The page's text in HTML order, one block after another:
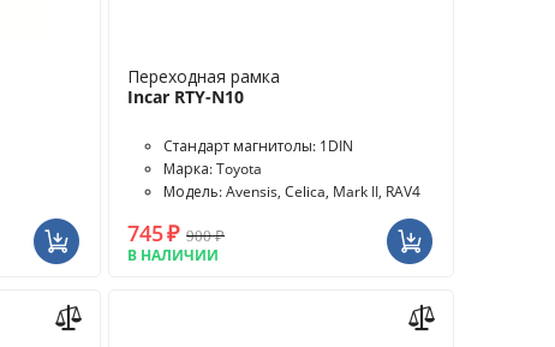
Переходная рамка
Incar RTY-N10
Стандарт магнитолы: 1DIN
Марка: Toyota
Модель: Avensis, Celica, Mark II, RAV4
745₽ 900₽
В НАЛИЧИИ